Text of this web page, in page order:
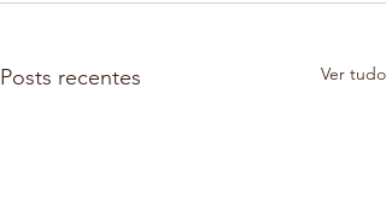
Posts recentes Ver tudo